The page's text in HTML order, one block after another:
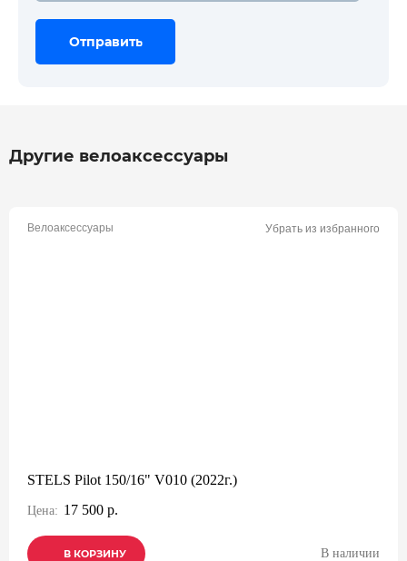
Отправить
Отправить
Отправить
Другие велоаксессуары
Велоаксессуары Убрать из избранного
STELS Pilot 150/16" V010 (2022г.)
Цена: 17 500 р.
В КОРЗИНУ
В КОРЗИНУ
В КОРЗИНУ В наличии